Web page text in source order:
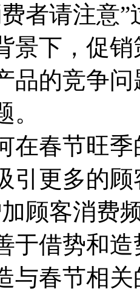
者请注意
景下，促
品的竞争
春节旺季
引更多的
顾客消费
于借势和造
春节相关